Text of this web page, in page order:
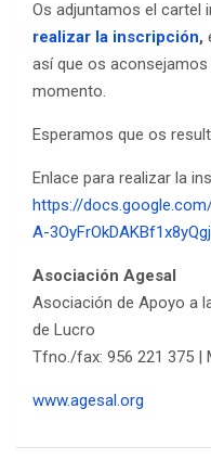
Os adjuntamos el cartel
realizar la inscripción,
así que os
momento.
Esperamos que os
Enlace para realizar la
https://
A-
Asociación Agesal
Asociación de Apoyo a
de Lucro
Tfno./fax: 956 221 375 |
www.agesal.org